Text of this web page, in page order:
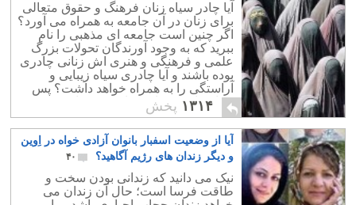
آیا چادر سیاه زنان فرهنگ و حقوق متعالی
برای زنان در آن جامعه به همراه می آورد؟
اگر چنین است جامعه ای مذهبی را نام
ببرید که به وجود آورندگان تحولات بزرگ
علمی و فرهنگی و هنری اش زنانی چادری
بوده باشند و آیا چادری سیاه زیبایی و
آراستگی را به همراه خواهد داشت؟ پس
چرا زیباترین زنان جهان بی حجاب هستند؟!
۱۳۱۴ پخش
آیا از وضعیت اسفبار بانوان آزادی خواه در اِوین
و دیگر زندان های رژیم آگاهید؟
۴۰
نیک می دانید که زندانی بودن سخت و
طاقت فرسا است؛ حال آن زندان می